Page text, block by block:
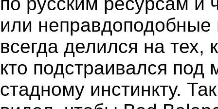
или неправдоподобные
всегда делился на тех,
кто подстраивался под
стадному инстинкту.